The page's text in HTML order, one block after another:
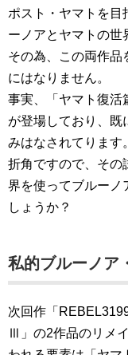
ポスト・ヤマトを目
ーノアとヤマトの世
その為、この両作品
にはなりません。
事実、「ヤマト復活
が登場しており、既
みはなされてります。
折角ですので、その
界を使ってブルーノ
しょうか？
私的ブルーノア
次回作「
Ⅲ」の2作品のリメ